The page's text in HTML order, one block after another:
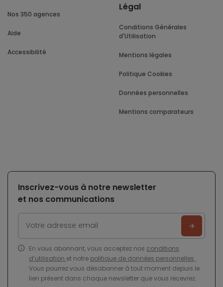
Nos 350 agences
Aide
Accessibilité
Légal
Conditions Générales
d'Utilisation
Mentions légales
Politique Cookies
Données personnelles
Mentions comparateurs
Inscrivez-vous à notre newsletter
et nos communications
En vous abonnant, vous acceptez nos conditions
d’utilisation et notre politique de données personnelles .
Vous pourrez vous désabonner à tout moment depuis le
lien présent dans chaque newsletter que vous recevrez.